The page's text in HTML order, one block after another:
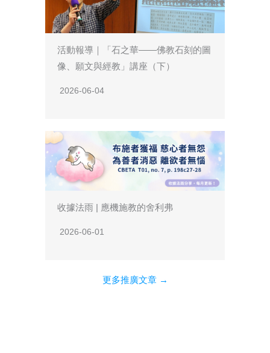
活動報導｜「石之華——佛教石刻的圖
像、願文與經教」講座（下）
2026-06-04
收據法雨 | 應機施教的舍利弗
2026-06-01
更多推廣文章 →